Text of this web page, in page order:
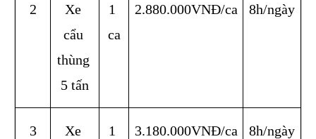
2
Xe
cẩu
thùng
5 tấn
1
ca
2.880.000VNĐ/ca 8h/ngày
3
Xe
1
3.180.000VNĐ/ca 8h/ngày